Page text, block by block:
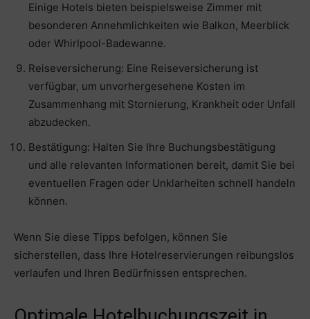
Einige Hotels bieten beispielsweise Zimmer mit
besonderen Annehmlichkeiten wie Balkon, Meerblick
oder Whirlpool-Badewanne.
Reiseversicherung: Eine Reiseversicherung ist
verfügbar, um unvorhergesehene Kosten im
Zusammenhang mit Stornierung, Krankheit oder Unfall
abzudecken.
Bestätigung: Halten Sie Ihre Buchungsbestätigung
und alle relevanten Informationen bereit, damit Sie bei
eventuellen Fragen oder Unklarheiten schnell handeln
können.
Wenn Sie diese Tipps befolgen, können Sie
sicherstellen, dass Ihre Hotelreservierungen reibungslos
verlaufen und Ihren Bedürfnissen entsprechen.